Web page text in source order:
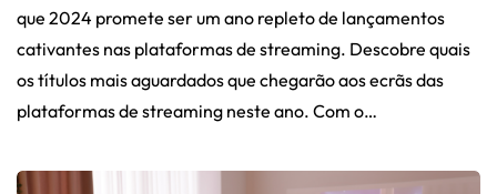
que 2024 promete ser um ano repleto de lançamentos
cativantes nas plataformas de streaming. Descobre quais
os títulos mais aguardados que chegarão aos ecrãs das
plataformas de streaming neste ano. Com o…